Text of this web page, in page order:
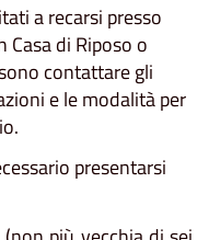
a recarsi presso
di Riposo o
contattare gli
e le modalità per
presentarsi